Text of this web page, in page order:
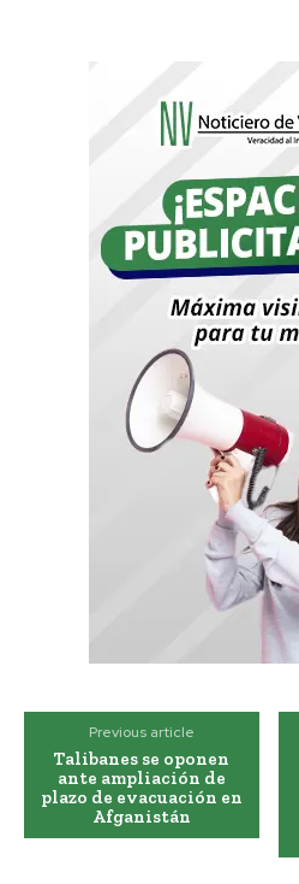
Previous article
Talibanes se oponen
ante ampliación de
plazo de evacuación en
Afganistán